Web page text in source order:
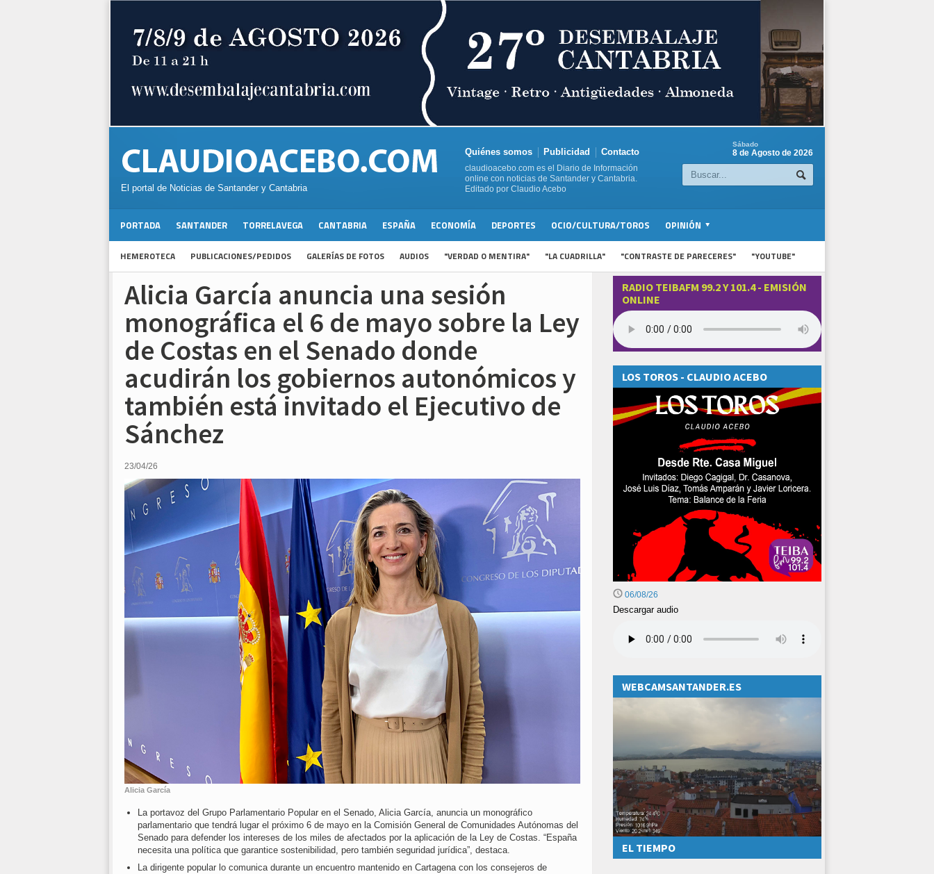
El portal de Noticias de Santander y Cantabria
Quiénes somos Publicidad Contacto
claudioacebo.com es el Diario de Información
online con noticias de Santander y Cantabria.
Editado por Claudio Acebo
Sábado
8 de Agosto de 2026
PORTADA SANTANDER TORRELAVEGA CANTABRIA ESPAÑA ECONOMÍA DEPORTES OCIO/CULTURA/TOROS OPINIÓN
HEMEROTECA PUBLICACIONES/PEDIDOS GALERÍAS DE FOTOS AUDIOS "VERDAD O MENTIRA" "LA CUADRILLA" "CONTRASTE DE PARECERES" "YOUTUBE"
Alicia García anuncia una sesión
monográfica el 6 de mayo sobre la Ley
de Costas en el Senado donde
acudirán los gobiernos autonómicos y
también está invitado el Ejecutivo de
Sánchez
23/04/26
Alicia García
La portavoz del Grupo Parlamentario Popular en el Senado, Alicia García, anuncia un monográfico
parlamentario que tendrá lugar el próximo 6 de mayo en la Comisión General de Comunidades Autónomas del
Senado para defender los intereses de los miles de afectados por la aplicación de la Ley de Costas. “España
necesita una política que garantice sostenibilidad, pero también seguridad jurídica”, destaca.
La dirigente popular lo comunica durante un encuentro mantenido en Cartagena con los consejeros de
RADIO TEIBAFM 99.2 Y 101.4 - EMISIÓN
ONLINE
LOS TOROS - CLAUDIO ACEBO
06/08/26
Descargar audio
WEBCAMSANTANDER.ES
EL TIEMPO